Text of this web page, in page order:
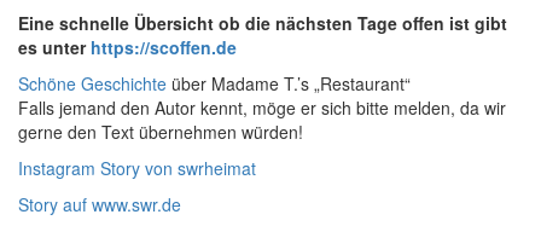
Eine schnelle Übersicht ob die nächsten Tage offen ist gibt
es unter https://scoffen.de
Schöne Geschichte über Madame T.’s „Restaurant“
Falls jemand den Autor kennt, möge er sich bitte melden, da wir
gerne den Text übernehmen würden!
Instagram Story von swrheimat
Story auf www.swr.de